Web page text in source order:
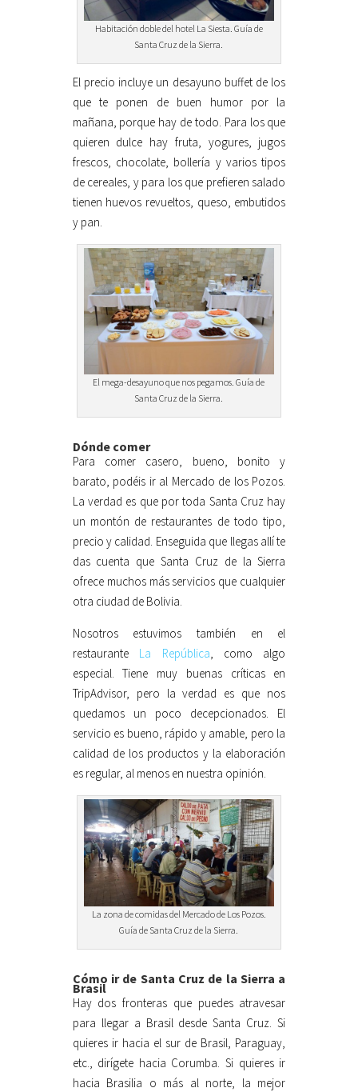
Habitación doble del hotel La Siesta. Guía de
Santa Cruz de la Sierra.
El precio incluye un desayuno buffet de los
que te ponen de buen humor por la
mañana, porque hay de todo. Para los que
quieren dulce hay fruta, yogures, jugos
frescos, chocolate, bollería y varios tipos
de cereales, y para los que prefieren salado
tienen huevos revueltos, queso, embutidos
y pan.
El mega-desayuno que nos pegamos. Guía de
Santa Cruz de la Sierra.
Dónde comer
Para comer casero, bueno, bonito y
barato, podéis ir al Mercado de los Pozos.
La verdad es que por toda Santa Cruz hay
un montón de restaurantes de todo tipo,
precio y calidad. Enseguida que llegas allí te
das cuenta que Santa Cruz de la Sierra
ofrece muchos más servicios que cualquier
otra ciudad de Bolivia.
Nosotros estuvimos también en el
restaurante La República, como algo
especial. Tiene muy buenas críticas en
TripAdvisor, pero la verdad es que nos
quedamos un poco decepcionados. El
servicio es bueno, rápido y amable, pero la
calidad de los productos y la elaboración
es regular, al menos en nuestra opinión.
La zona de comidas del Mercado de Los Pozos.
Guía de Santa Cruz de la Sierra.
Cómo ir de Santa Cruz de la Sierra a
Brasil
Hay dos fronteras que puedes atravesar
para llegar a Brasil desde Santa Cruz. Si
quieres ir hacia el sur de Brasil, Paraguay,
etc., dirígete hacia Corumba. Si quieres ir
hacia Brasilia o más al norte, la mejor